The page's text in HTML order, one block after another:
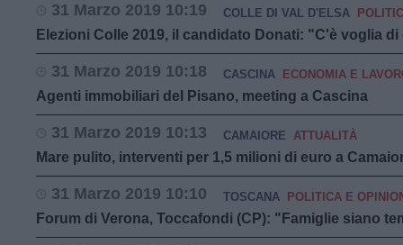
31 Marzo 2019 10:19 COLLE DI VAL D'ELSA
Elezioni Colle 2019, il candidato Donati: "C'è voglia
31 Marzo 2019 10:18 CASCINA ECONOMIA E
Agenti immobiliari del Pisano, meeting a Cascina
31 Marzo 2019 10:13 CAMAIORE ATTUALITÀ
Mare pulito, interventi per 1,5 milioni di euro a
31 Marzo 2019 10:10 TOSCANA POLITICA E
Forum di Verona, Toccafondi (CP): "Famiglie siano